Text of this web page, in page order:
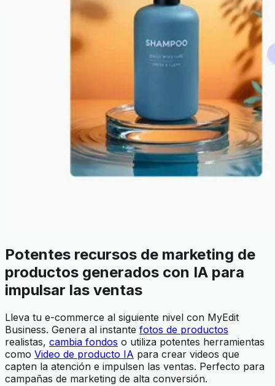
Potentes recursos de marketing de
productos generados con IA para
impulsar las ventas
Lleva tu e-commerce al siguiente nivel con MyEdit
Business. Genera al instante fotos de productos
realistas, cambia fondos o utiliza potentes herramientas
como Video de producto IA para crear videos que
capten la atención e impulsen las ventas. Perfecto para
campañas de marketing de alta conversión.